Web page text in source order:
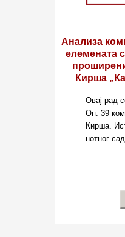
Анализа
елемената
Кирша
Овај рад
Оп. 39
Кирша.
нотног